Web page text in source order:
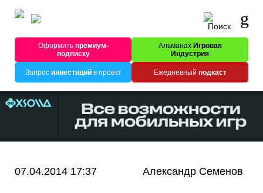
Оформитьпремиум-
подписку
Альманах Игровая
Индустрия
Запрос инвестицийв проект Ежедневный подкаст
07.04.2014 17:37 Александр Семенов